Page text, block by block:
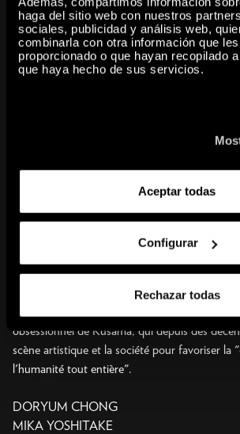
haga del sitio web con nuestros
sociales, publicidad y análisis web,
combinarla con otra información que
proporcionado o que hayan recopilado
que haya hecho de sus servicios.
Aceptar todas
Configurar
Rechazar todas
de multiples mouvements artistiques des
Icône culturelle mondiale, Yayoi Kusama s'est
conviction à sa vision avant-gardiste au cours
décennies, perfectionnant son style
ses peintures, dessins, sculptures,
l'adolescence pendant la Seconde Guerre
dernières installations immersives à base de
manière chronologique et thématique, Yayoi
aujourd'hui aborde les six grandes
de l'artiste : l'infini, l'accumulation, la
biocosme, la mort et l'énergie de la vie. Ces
obsessionnel de Kusama, qui depuis des
scène artistique et la société pour favoriser la
l'humanité tout entière".
DORYUM CHONG
MIKA YOSHITAKE